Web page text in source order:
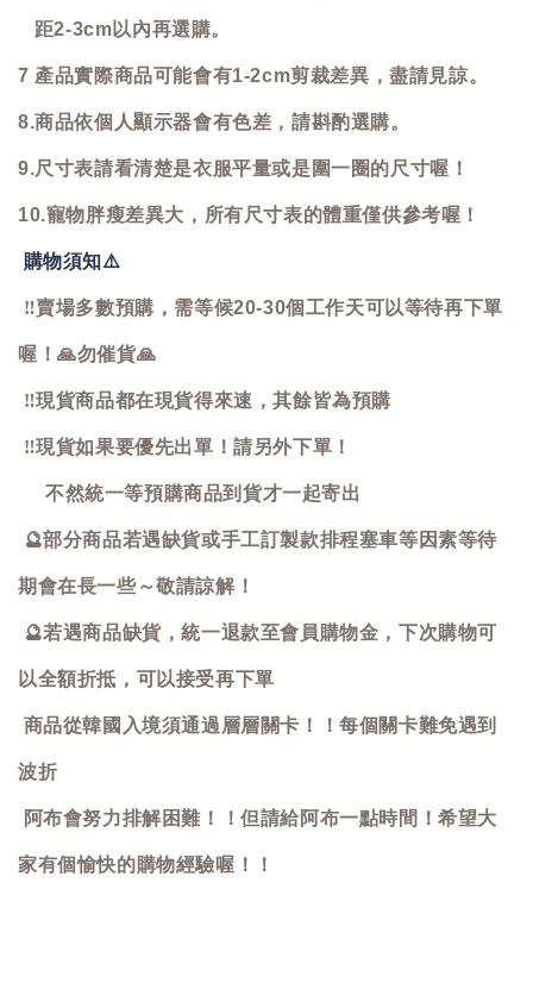
距2-3cm以內再選購。
7 產品實際商品可能會有1-2cm剪裁差異，盡請見諒。
8.商品依個人顯示器會有色差，請斟酌選購。
9.尺寸表請看清楚是衣服平量或是圍一圈的尺寸喔！
10.寵物胖瘦差異大，所有尺寸表的體重僅供參考喔！
購物須知⚠️
‼️賣場多數預購，需等候20-30個工作天可以等待再下單
喔！🙏勿催貨🙏
‼️現貨商品都在現貨得來速，其餘皆為預購
‼️現貨如果要優先出單！請另外下單！
不然統一等預購商品到貨才一起寄出
🔮部分商品若遇缺貨或手工訂製款排程塞車等因素等待
期會在長一些～敬請諒解！
🔮若遇商品缺貨，統一退款至會員購物金，下次購物可
以全額折抵，可以接受再下單
商品從韓國入境須通過層層關卡！！每個關卡難免遇到
波折
阿布會努力排解困難！！但請給阿布一點時間！希望大
家有個愉快的購物經驗喔！！